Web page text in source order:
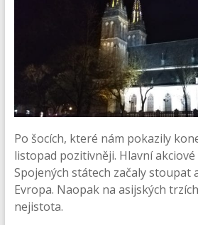
Po šocích, které nám pokazily
listopad pozitivněji. Hlavní akciové
Spojených státech začaly stoupat
Evropa. Naopak na asijských
nejistota.